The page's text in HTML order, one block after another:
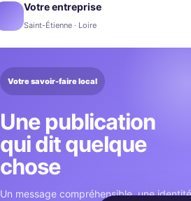
Votre entreprise
Saint-Étienne · Loire
Votre savoir-faire local
Une publication
qui dit quelque
chose
Un message compréhensible, une identité